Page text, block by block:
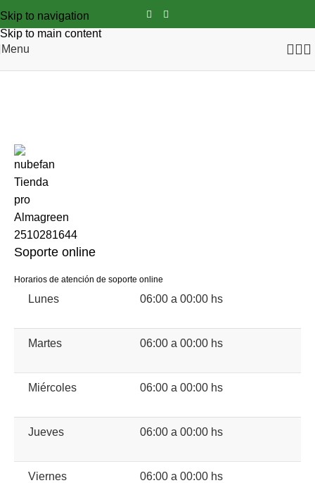
Skip to navigation
Skip to main content
Menu
Soporte online
Horarios de atención de soporte online
Lunes 06:00 a 00:00 hs
Martes 06:00 a 00:00 hs
Miércoles 06:00 a 00:00 hs
Jueves 06:00 a 00:00 hs
Viernes 06:00 a 00:00 hs